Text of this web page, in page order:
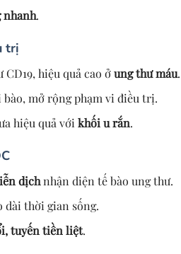
nhanh.
trị
hiệu quả cao ởung thư máu.
mở rộng phạm vi điều trị.
hiệu quả với khối u rắn.
dịchnhận diện tế bào ung thư.
dài thời gian sống.
tuyến tiền liệt.